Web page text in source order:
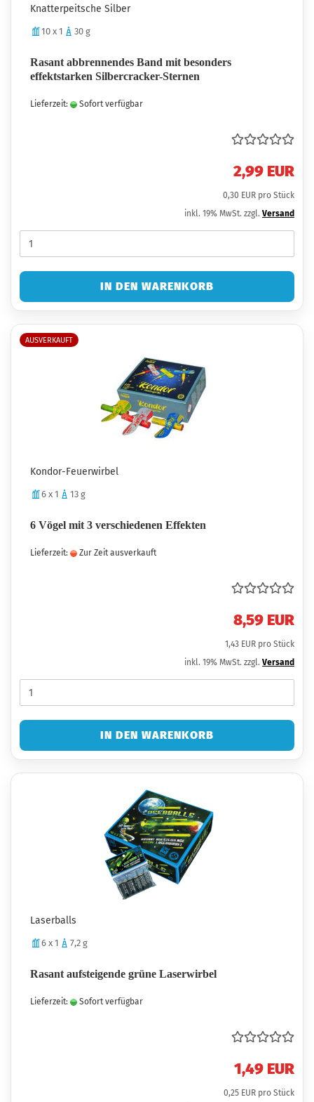
Knatterpeitsche Silber
10 x 1 30 g
Rasant abbrennendes Band mit besonders
effektstarken Silbercracker-Sternen
Lieferzeit: Sofort verfügbar
2,99 EUR
0,30 EUR pro Stück
inkl. 19% MwSt. zzgl. Versand
IN DEN WARENKORB
AUSVERKAUFT
Kondor-Feuerwirbel
6 x 1 13 g
6 Vögel mit 3 verschiedenen Effekten
Lieferzeit: Zur Zeit ausverkauft
8,59 EUR
1,43 EUR pro Stück
inkl. 19% MwSt. zzgl. Versand
IN DEN WARENKORB
Laserballs
6 x 1 7,2 g
Rasant aufsteigende grüne Laserwirbel
Lieferzeit: Sofort verfügbar
1,49 EUR
0,25 EUR pro Stück